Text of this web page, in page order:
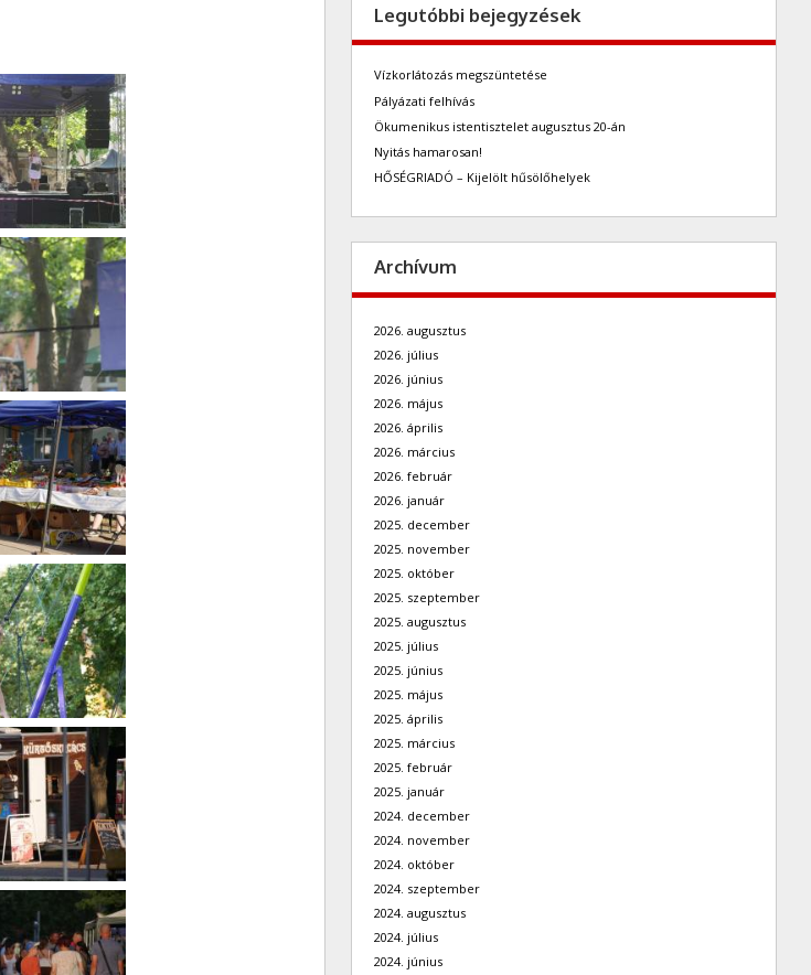
Legutóbbi bejegyzések
Vízkorlátozás megszüntetése
Pályázati felhívás
Ökumenikus istentisztelet augusztus 20-án
Nyitás hamarosan!
HŐSÉGRIADÓ – Kijelölt hűsölőhelyek
Archívum
2026. augusztus
2026. július
2026. június
2026. május
2026. április
2026. március
2026. február
2026. január
2025. december
2025. november
2025. október
2025. szeptember
2025. augusztus
2025. július
2025. június
2025. május
2025. április
2025. március
2025. február
2025. január
2024. december
2024. november
2024. október
2024. szeptember
2024. augusztus
2024. július
2024. június